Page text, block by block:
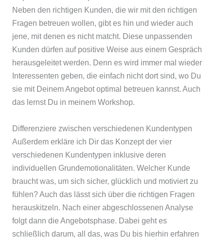
Neben den richtigen Kunden, die wir mit den richtigen
Fragen betreuen wollen, gibt es hin und wieder auch
jene, mit denen es nicht matcht. Diese unpassenden
Kunden dürfen auf positive Weise aus einem Gespräch
herausgeleitet werden. Denn es wird immer mal wieder
Interessenten geben, die einfach nicht dort sind, wo Du
sie mit Deinem Angebot optimal betreuen kannst. Auch
das lernst Du in meinem Workshop.
Differenziere zwischen verschiedenen Kundentypen
Außerdem erkläre ich Dir das Konzept der vier
verschiedenen Kundentypen inklusive deren
individuellen Grundemotionalitäten. Welcher Kunde
braucht was, um sich sicher, glücklich und motiviert zu
fühlen? Auch das lässt sich über die richtigen Fragen
herauskitzeln. Nach einer abgeschlossenen Analyse
folgt dann die Angebotsphase. Dabei geht es
schließlich darum, all das, was Du bis hierhin erfahren